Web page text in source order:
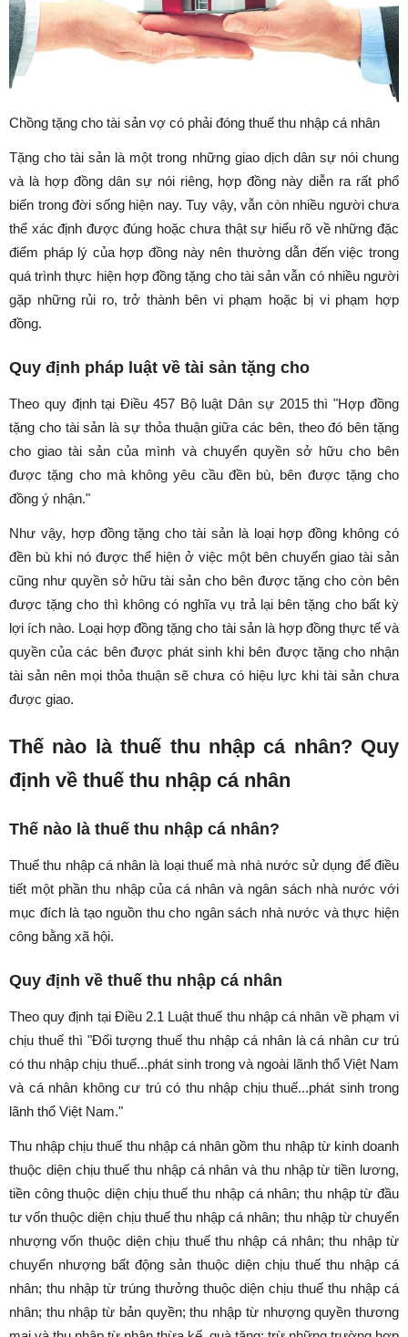
Chồng tặng cho tài sản vợ có phải đóng thuế thu nhập cá nhân
Tặng cho tài sản là một trong những giao dịch dân sự nói chung
và là hợp đồng dân sự nói riêng, hợp đồng này diễn ra rất phổ
biến trong đời sống hiện nay. Tuy vậy, vẫn còn nhiều người chưa
thể xác định được đúng hoặc chưa thật sự hiểu rõ về những đặc
điểm pháp lý của hợp đồng này nên thường dẫn đến việc trong
quá trình thực hiện hợp đồng tặng cho tài sản vẫn có nhiều người
gặp những rủi ro, trở thành bên vi phạm hoặc bị vi phạm hợp
đồng.
Quy định pháp luật về tài sản tặng cho
Theo quy định tại Điều 457 Bộ luật Dân sự 2015 thì "Hợp đồng
tặng cho tài sản là sự thỏa thuận giữa các bên, theo đó bên tặng
cho giao tài sản của mình và chuyển quyền sở hữu cho bên
được tặng cho mà không yêu cầu đền bù, bên được tặng cho
đồng ý nhận."
Như vậy, hợp đồng tặng cho tài sản là loại hợp đồng không có
đền bù khi nó được thể hiện ở việc một bên chuyển giao tài sản
cũng như quyền sở hữu tài sản cho bên được tặng cho còn bên
được tặng cho thì không có nghĩa vụ trả lại bên tặng cho bất kỳ
lợi ích nào. Loại hợp đồng tặng cho tài sản là hợp đồng thực tế và
quyền của các bên được phát sinh khi bên được tặng cho nhận
tài sản nên mọi thỏa thuận sẽ chưa có hiệu lực khi tài sản chưa
được giao.
Thế nào là thuế thu nhập cá nhân? Quy
định về thuế thu nhập cá nhân
Thế nào là thuế thu nhập cá nhân?
Thuế thu nhập cá nhân là loại thuế mà nhà nước sử dụng để điều
tiết một phần thu nhập của cá nhân và ngân sách nhà nước với
mục đích là tạo nguồn thu cho ngân sách nhà nước và thực hiện
công bằng xã hội.
Quy định về thuế thu nhập cá nhân
Theo quy định tại Điều 2.1 Luật thuế thu nhập cá nhân về phạm vi
chịu thuế thì "Đối tượng thuế thu nhập cá nhân là cá nhân cư trú
có thu nhập chịu thuế...phát sinh trong và ngoài lãnh thổ Việt Nam
và cá nhân không cư trú có thu nhập chịu thuế...phát sinh trong
lãnh thổ Việt Nam."
Thu nhập chịu thuế thu nhập cá nhân gồm thu nhập từ kinh doanh
thuộc diện chịu thuế thu nhập cá nhân và thu nhập từ tiền lương,
tiền công thuộc diện chịu thuế thu nhập cá nhân; thu nhập từ đầu
tư vốn thuộc diện chịu thuế thu nhập cá nhân; thu nhập từ chuyển
nhượng vốn thuộc diện chịu thuế thu nhập cá nhân; thu nhập từ
chuyển nhượng bất động sản thuộc diện chịu thuế thu nhập cá
nhân; thu nhập từ trúng thưởng thuộc diện chịu thuế thu nhập cá
nhân; thu nhập từ bản quyền; thu nhập từ nhượng quyền thương